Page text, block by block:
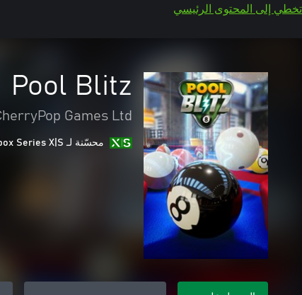
تخطي إلى المحتوى الرئيسي
Pool Blitz
Games Ltd
محسّنة لـ Xbox Series X|S